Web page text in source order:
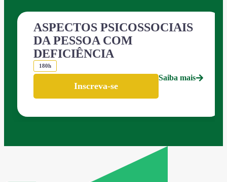
ASPECTOS PSICOSSOCIAIS
DA PESSOA COM
DEFICIÊNCIA
180h
Inscreva-se
Saiba mais